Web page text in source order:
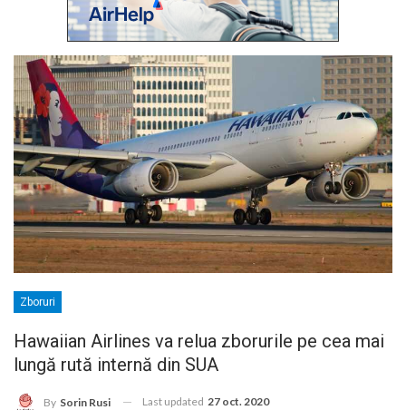
Zboruri
Hawaiian Airlines va relua zborurile pe cea mai
lungă rută internă din SUA
By Sorin Rusi Last updated 27 oct. 2020